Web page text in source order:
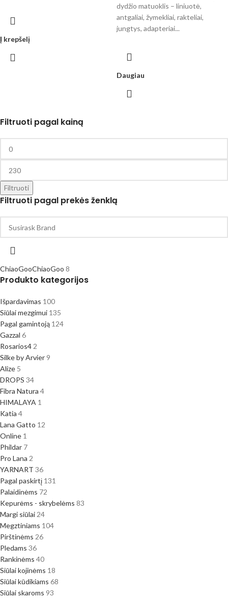
Filtruoti pagal kainą
Filtruoti
Filtruoti pagal prekės ženklą
ChiaoGooChiaoGoo 8
Produkto kategorijos
Išpardavimas 100
Siūlai mezgimui 135
Pagal gamintoją 124
Gazzal 6
Rosarios4 2
Silke by Arvier 9
Alize 5
DROPS 34
Fibra Natura 4
HIMALAYA 1
Katia 4
Lana Gatto 12
Online 1
Phildar 7
Pro Lana 2
YARNART 36
Pagal paskirtį 131
Palaidinėms 72
Kepurėms - skrybelėms 83
Margi siūlai 24
Megztiniams 104
Pirštinėms 26
Pledams 36
Rankinėms 40
Siūlai kojinėms 18
Siūlai kūdikiams 68
Siūlai skaroms 93
Į krepšelį
dydžio matuoklis – liniuotė,
antgaliai, žymekliai, rakteliai,
jungtys, adapteriai...
Daugiau